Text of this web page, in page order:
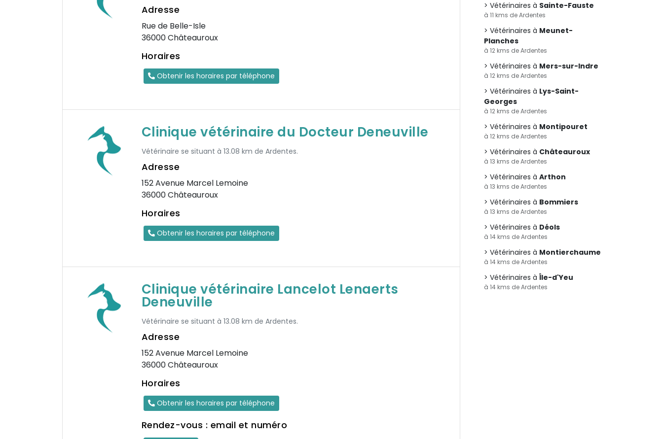
Adresse
Rue de Belle-Isle
36000 Châteauroux
Horaires
Obtenir les horaires par téléphone
Clinique vétérinaire du Docteur Deneuville
Vétérinaire se situant à 13.08 km de Ardentes.
Adresse
152 Avenue Marcel Lemoine
36000 Châteauroux
Horaires
Obtenir les horaires par téléphone
Clinique vétérinaire Lancelot Lenaerts
Deneuville
Vétérinaire se situant à 13.08 km de Ardentes.
Adresse
152 Avenue Marcel Lemoine
36000 Châteauroux
Horaires
Obtenir les horaires par téléphone
Rendez-vous : email et numéro
Vétérinaires à Sainte-Fauste
à 11 kms de Ardentes
Vétérinaires à Meunet-
Planches
à 12 kms de Ardentes
Vétérinaires à Mers-sur-Indre
à 12 kms de Ardentes
Vétérinaires à Lys-Saint-
Georges
à 12 kms de Ardentes
Vétérinaires à Montipouret
à 12 kms de Ardentes
Vétérinaires à Châteauroux
à 13 kms de Ardentes
Vétérinaires à Arthon
à 13 kms de Ardentes
Vétérinaires à Bommiers
à 13 kms de Ardentes
Vétérinaires à Déols
à 14 kms de Ardentes
Vétérinaires à Montierchaume
à 14 kms de Ardentes
Vétérinaires à Île-d'Yeu
à 14 kms de Ardentes